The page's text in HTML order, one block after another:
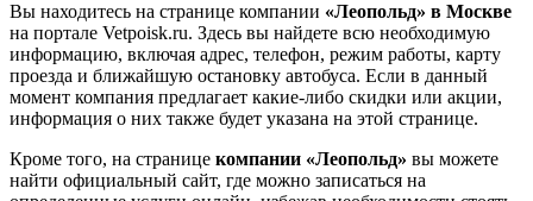
Вы находитесь на странице компании «Леопольд» в Москве
на портале Vetpoisk.ru. Здесь вы найдете всю необходимую
информацию, включая адрес, телефон, режим работы, карту
проезда и ближайшую остановку автобуса. Если в данный
момент компания предлагает какие-либо скидки или акции,
информация о них также будет указана на этой странице.
Кроме того, на странице компании «Леопольд» вы можете
найти официальный сайт, где можно записаться на